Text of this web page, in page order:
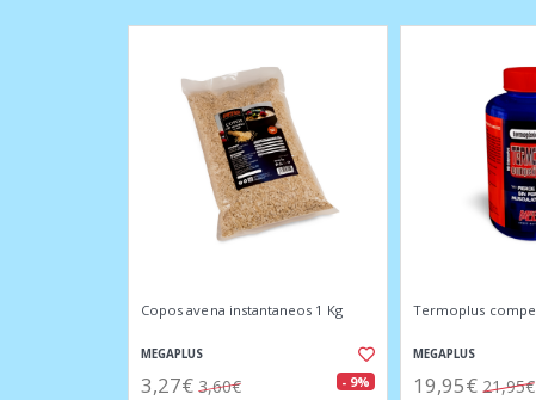
Copos avena instantaneos 1 Kg
MEGAPLUS
3,27€ 3,60€ - 9%
Termoplus
MEGAPLUS
19,95€ 21,95€